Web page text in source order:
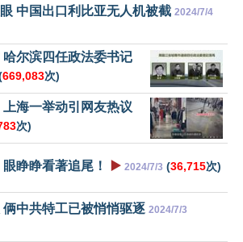
中国出口利比亚无人机被截 2024/7/4
尔滨四任政法委书记
669,083次)
海一举动引网友热议
次)
睁睁看著追尾！ ▶️ 2024/7/3 (36,715次)
中共特工已被悄悄驱逐 2024/7/3